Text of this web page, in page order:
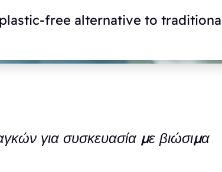
free alternative to
για συσκευασία με βιώσιμα